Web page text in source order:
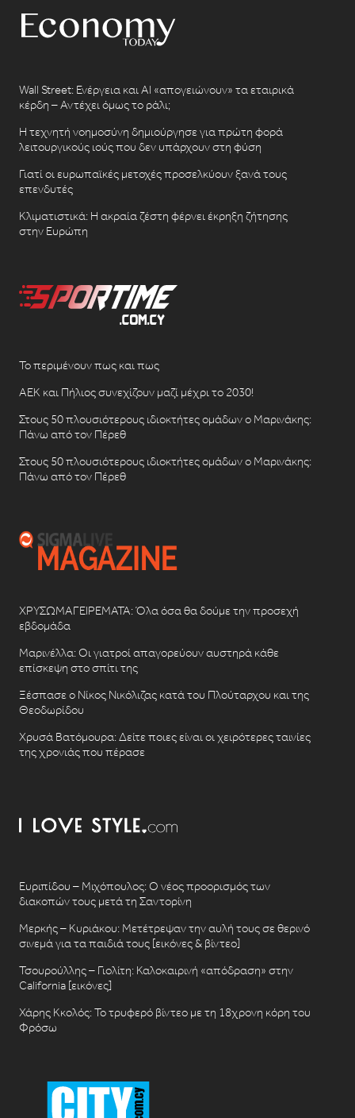
Wall Street: Ενέργεια και AI «απογειώνουν» τα εταιρικά
κέρδη – Αντέχει όμως το ράλι;
Η τεχνητή νοημοσύνη δημιούργησε για πρώτη φορά
λειτουργικούς ιούς που δεν υπάρχουν στη φύση
Γιατί οι ευρωπαϊκές μετοχές προσελκύουν ξανά τους
επενδυτές
Κλιματιστικά: Η ακραία ζέστη φέρνει έκρηξη ζήτησης
στην Ευρώπη
Το περιμένουν πως και πως
ΑΕΚ και Πήλιος συνεχίζουν μαζί μέχρι το 2030!
Στους 50 πλουσιότερους ιδιοκτήτες ομάδων ο Μαρινάκης:
Πάνω από τον Πέρεθ
Στους 50 πλουσιότερους ιδιοκτήτες ομάδων ο Μαρινάκης:
Πάνω από τον Πέρεθ
ΧΡΥΣΩΜΑΓΕΙΡΕΜΑΤΑ: Όλα όσα θα δούμε την προσεχή
εβδομάδα
Μαρινέλλα: Οι γιατροί απαγορεύουν αυστηρά κάθε
επίσκεψη στο σπίτι της
Ξέσπασε ο Νίκος Νικόλιζας κατά του Πλούταρχου και της
Θεοδωρίδου
Χρυσά Βατόμουρα: Δείτε ποιες είναι οι χειρότερες ταινίες
της χρονιάς που πέρασε
Ευριπίδου – Μιχόπουλος: Ο νέος προορισμός των
διακοπών τους μετά τη Σαντορίνη
Μερκής – Κυριάκου: Μετέτρεψαν την αυλή τους σε θερινό
σινεμά για τα παιδιά τους [εικόνες & βίντεο]
Τσουρούλλης – Γιολίτη: Καλοκαιρινή «απόδραση» στην
California [εικόνες]
Χάρης Κκολός: Το τρυφερό βίντεο με τη 18χρονη κόρη του
Φρόσω